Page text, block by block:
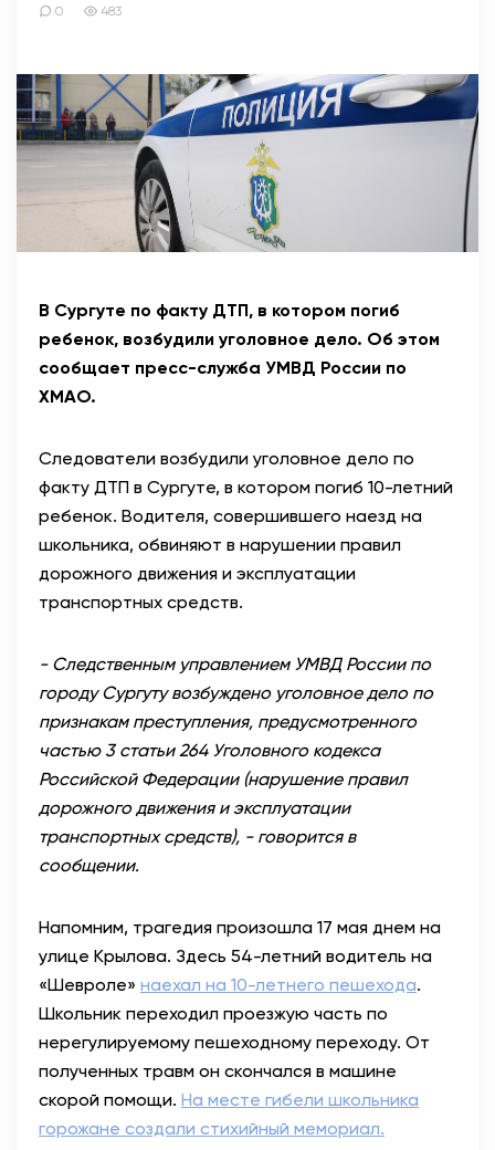
0 483
В Сургуте по факту ДТП, в котором погиб
ребенок, возбудили уголовное дело. Об этом
сообщает пресс-служба УМВД России по
ХМАО.
Следователи возбудили уголовное дело по
факту ДТП в Сургуте, в котором погиб 10-летний
ребенок. Водителя, совершившего наезд на
школьника, обвиняют в нарушении правил
дорожного движения и эксплуатации
транспортных средств.
- Следственным управлением УМВД России по
городу Сургуту возбуждено уголовное дело по
признакам преступления, предусмотренного
частью 3 статьи 264 Уголовного кодекса
Российской Федерации (нарушение правил
дорожного движения и эксплуатации
транспортных средств), - говорится в
сообщении.
Напомним, трагедия произошла 17 мая днем на
улице Крылова. Здесь 54-летний водитель на
«Шевроле» наехал на 10-летнего пешехода.
Школьник переходил проезжую часть по
нерегулируемому пешеходному переходу. От
полученных травм он скончался в машине
скорой помощи. На месте гибели школьника
горожане создали стихийный мемориал.